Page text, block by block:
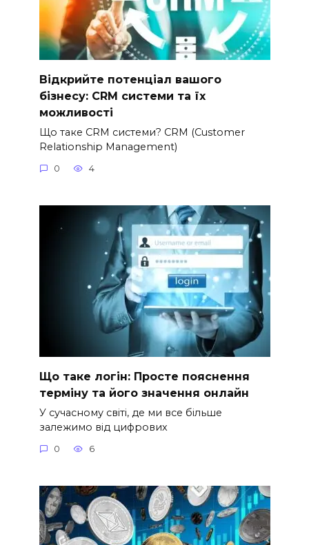
Відкрийте потенціал вашого
бізнесу: CRM системи та їх
можливості
Що таке CRM системи? CRM (Customer
Relationship Management)
0 4
Що таке логін: Просте пояснення
терміну та його значення онлайн
У сучасному світі, де ми все більше
залежимо від цифрових
0 6